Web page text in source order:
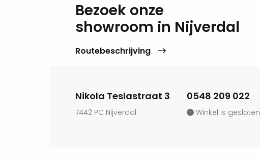
Bezoek onze
showroom in Nijverdal
Routebeschrijving
Nikola Teslastraat 3
7442 PC Nijverdal
0548 209 022
Winkel is gesloten